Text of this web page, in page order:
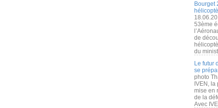
Bourget
53ème
de
du
Le futur
se
photo
IVEN,
mise en
de la
Avec